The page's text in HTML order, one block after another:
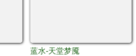
蓝水-天堂梦魇